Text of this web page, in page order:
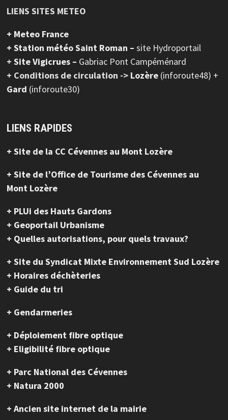
LIENS SITES METEO
+ Meteo France
+ Station météo Saint Roman – site Hydroportail
+ Site Vigicrues – Gabriac Pont Campéménard
+ Conditions de circulation -> Lozère (inforoute48) +
Gard (inforoute30)
LIENS RAPIDES
+ Site de la CC Cévennes au Mont Lozère
+ Site de l’Office de Tourisme des Cévennes au
Mont Lozère
+ PLUi des Hauts Gardons
+ Geoportail Urbanisme
+ Quelles autorisations, pour quels travaux?
+ Site du Syndicat Mixte Environnement Sud Lozère
+ Horaires déchèteries
+ Guide du tri
+ Gendarmeries
+ Déploiement fibre optique
+ Eligibilité fibre optique
+ Parc National des Cévennes
+ Natura 2000
+ Ancien site internet de la mairie